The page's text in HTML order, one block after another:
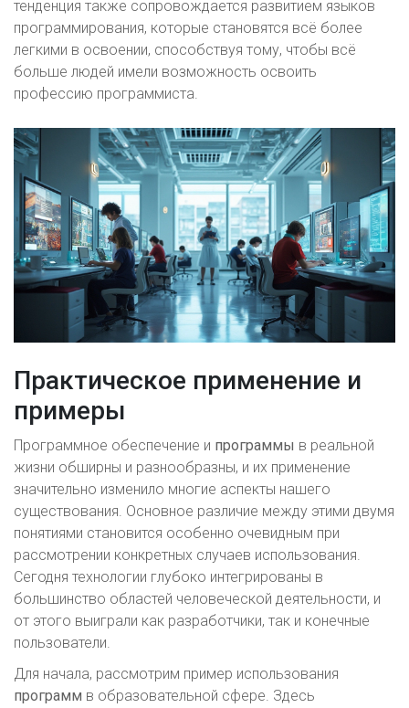
тенденция также сопровождается развитием языков
программирования, которые становятся всё более
легкими в освоении, способствуя тому, чтобы всё
больше людей имели возможность освоить
профессию программиста.
Практическое применение и
примеры
Программное обеспечение и программы в реальной
жизни обширны и разнообразны, и их применение
значительно изменило многие аспекты нашего
существования. Основное различие между этими двумя
понятиями становится особенно очевидным при
рассмотрении конкретных случаев использования.
Сегодня технологии глубоко интегрированы в
большинство областей человеческой деятельности, и
от этого выиграли как разработчики, так и конечные
пользователи.
Для начала, рассмотрим пример использования
программ в образовательной сфере. Здесь